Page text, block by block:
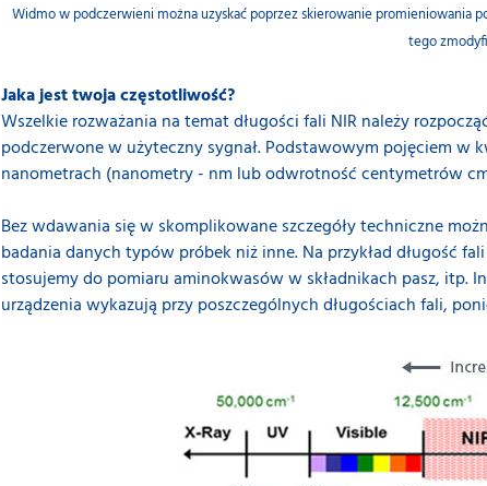
Widmo w podczerwieni można uzyskać poprzez skierowanie promieniowania
tego
Jaka jest twoja częstotliwość?
Wszelkie rozważania na temat długości fali NIR należy
podczerwone w użyteczny sygnał. Podstawowym pojęciem
nanometrach (nanometry - nm lub odwrotność centymetrów
Bez wdawania się w skomplikowane szczegóły techniczne
badania danych typów próbek niż inne. Na przykład długość
stosujemy do pomiaru aminokwasów w składnikach pasz, itp.
urządzenia wykazują przy poszczególnych długościach fali,